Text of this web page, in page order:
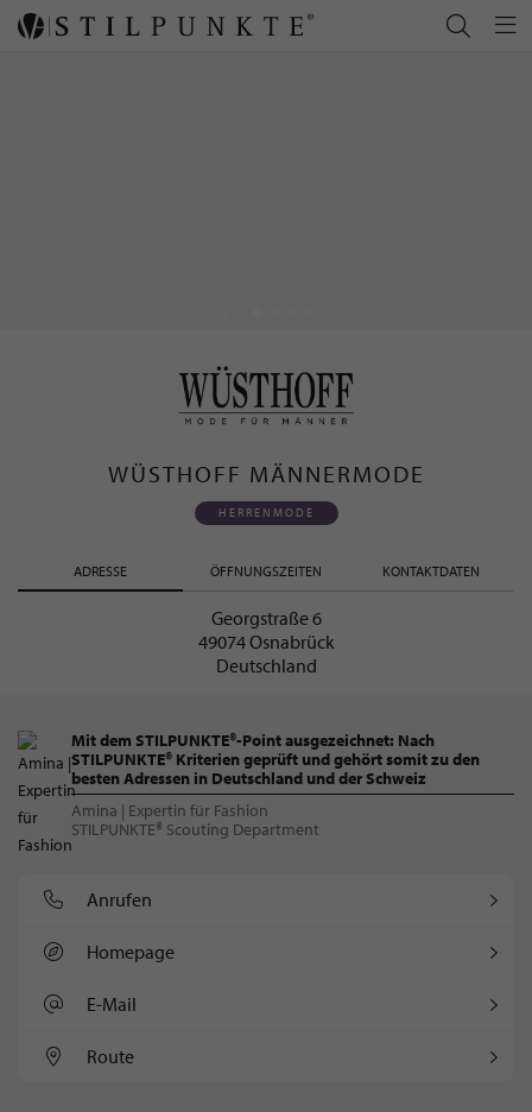
WÜSTHOFF MÄNNERMODE
HERRENMODE
ADRESSE ÖFFNUNGSZEITEN KONTAKTDATEN
Georgstraße 6
49074 Osnabrück
Deutschland
Mit dem STILPUNKTE®-Point ausgezeichnet: Nach
STILPUNKTE® Kriterien geprüft und gehört somit zu den
besten Adressen in Deutschland und der Schweiz
Amina | Expertin für Fashion
STILPUNKTE® Scouting Department
Anrufen
Homepage
E-Mail
Route